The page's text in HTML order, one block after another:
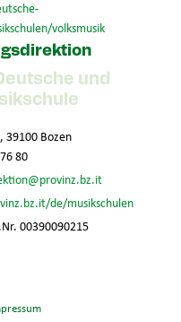
volksmusik
und
39100 Bozen
80
de/musikschulen
00390090215